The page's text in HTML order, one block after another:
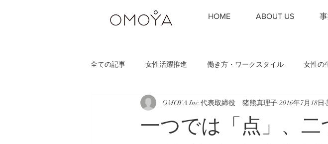
HOME ABOUT US
全ての記事 女性活躍推進 働き方・ワークスタイル 女性の
一つでは「点」、
OMOYA Inc.代表取締役 猪熊真理子 2016年7月18日